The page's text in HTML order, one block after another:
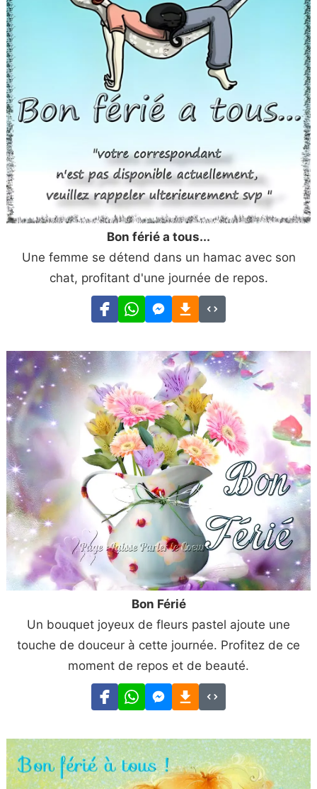
Bon férié a tous...
Une femme se détend dans un hamac avec son
chat, profitant d'une journée de repos.
Bon Férié
Un bouquet joyeux de fleurs pastel ajoute une
touche de douceur à cette journée. Profitez de ce
moment de repos et de beauté.